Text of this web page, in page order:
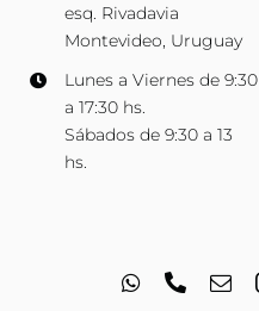
esq. Rivadavia
Montevideo, Uruguay
Lunes a Viernes de 9:30
a 17:30 hs.
Sábados de 9:30 a 13
hs.